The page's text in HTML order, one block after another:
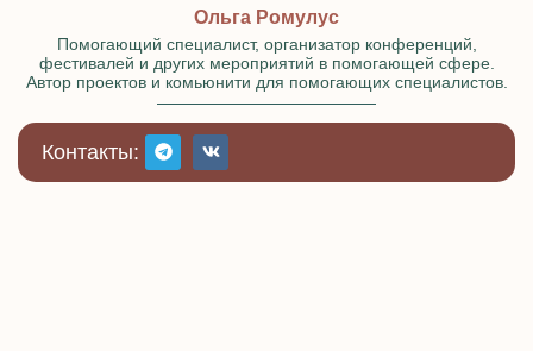
Ольга Ромулус
Помогающий специалист, организатор конференций,
фестивалей и других мероприятий в помогающей сфере.
Автор проектов и комьюнити для помогающих специалистов.
Контакты: